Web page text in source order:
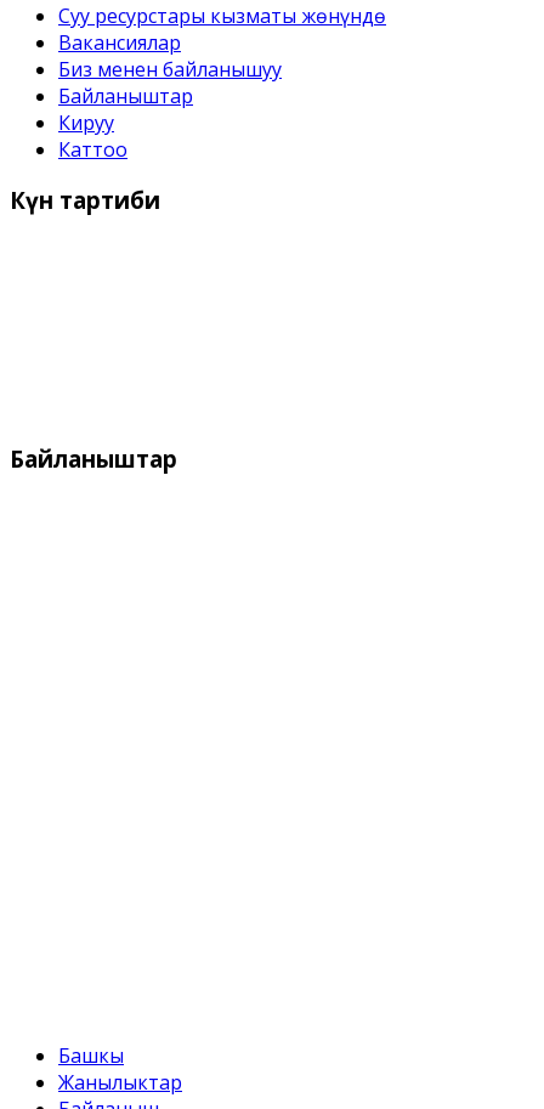
Суу ресурстары кызматы жѳнүндѳ
Вакансиялар
Биз менен байланышуу
Байланыштар
Кируу
Каттоо
Күн тартиби
Байланыштар
Башкы
Жанылыктар